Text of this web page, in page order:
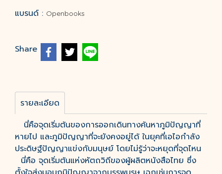
แบรนด์ : Openbooks
Share
รายละเอียด
นี่คือจุดเริ่มต้นของการออกเดินทางค้นหาภูมิปัญญาที่
หายไป และภูมิปัญญาที่จะยังคงอยู่ได้ ในยุคที่เอไอกำลัง
ประดิษฐ์ปัญญาแข่งกับมนุษย์ โดยไม่รู้ว่าจะหยุดที่จุดไหน
นี่คือ จุดเริ่มต้นแห่งหัตถวิถีของผู้ผลิตหนังสือไทย ซึ่ง